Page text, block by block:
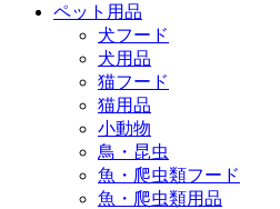
ペット用品
犬フード
犬用品
猫フード
猫用品
小動物
鳥・昆虫
魚・爬虫類フード
魚・爬虫類用品